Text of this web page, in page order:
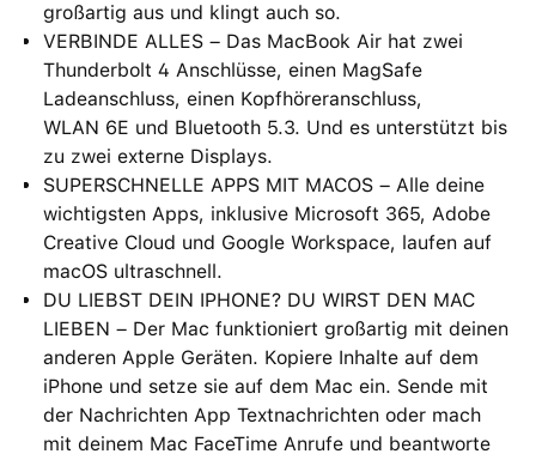
großartig aus und klingt auch so.
VERBINDE ALLES – Das MacBook Air hat zwei
Thunderbolt 4 Anschlüsse, einen MagSafe
Ladeanschluss, einen Kopfhöreranschluss,
WLAN 6E und Bluetooth 5.3. Und es unterstützt bis
zu zwei externe Displays.
SUPERSCHNELLE APPS MIT MACOS – Alle deine
wichtigsten Apps, inklusive Microsoft 365, Adobe
Creative Cloud und Google Workspace, laufen auf
macOS ultraschnell.
DU LIEBST DEIN IPHONE? DU WIRST DEN MAC
LIEBEN – Der Mac funktioniert großartig mit deinen
anderen Apple Geräten. Kopiere Inhalte auf dem
iPhone und setze sie auf dem Mac ein. Sende mit
der Nachrichten App Textnachrichten oder mach
mit deinem Mac FaceTime Anrufe und beantworte